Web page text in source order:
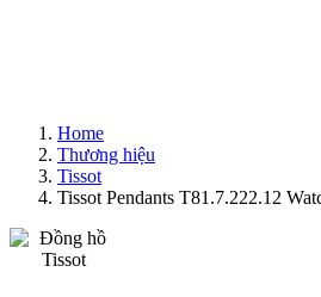
Home
Thương hiệu
Tissot
Tissot Pendants T81.7.222.12